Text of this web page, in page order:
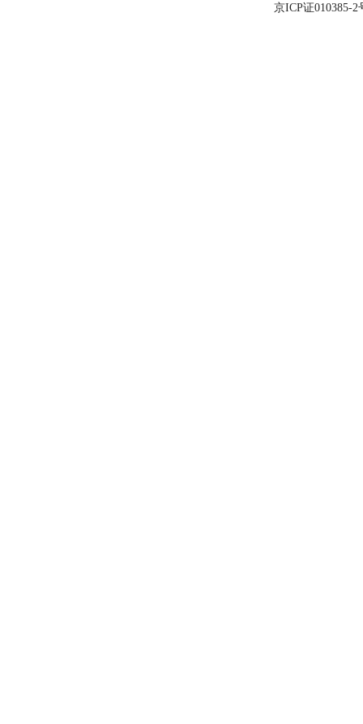
京ICP证010385-2